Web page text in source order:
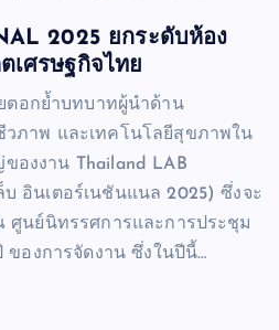
2025 ยกระดับห้อง
เศรษฐกิจไทย
ตอกย้ำบทบาทผู้นำด้าน
ภาพ และเทคโนโลยีสุขภาพใน
องงาน Thailand LAB
บ อินเตอร์เนชันแนล 2025) ซึ่งจะ
ศูนย์นิทรรศการและการประชุม
ของการจัดงาน ซึ่งในปีนี้…